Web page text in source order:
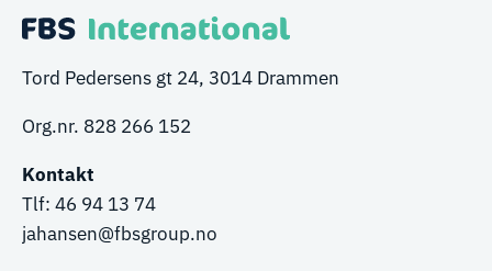
Tord Pedersens gt 24, 3014 Drammen
Org.nr. 828 266 152
Kontakt
Tlf: 46 94 13 74
jahansen@fbsgroup.no